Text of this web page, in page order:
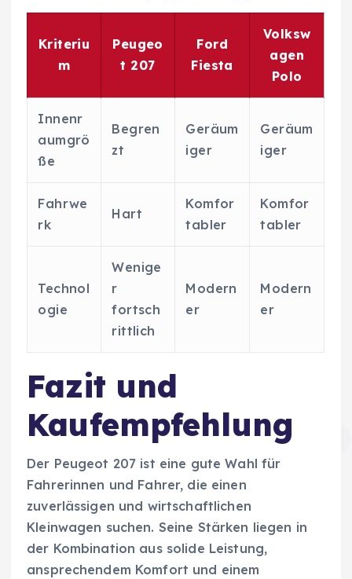
Kriteriu
m
Peugeo
t 207
Ford
Fiesta
Volksw
agen
Polo
Innenr
aumgrö
ße
Begren
zt
Geräum
iger
Geräum
iger
Fahrwe
rk
Hart
Komfor
tabler
Komfor
tabler
Technol
ogie
Wenige
r
fortsch
rittlich
Modern
er
Modern
er
Fazit und
Kaufempfehlung
Der Peugeot 207 ist eine gute Wahl für
Fahrerinnen und Fahrer, die einen
zuverlässigen und wirtschaftlichen
Kleinwagen suchen. Seine Stärken liegen in
der Kombination aus solide Leistung,
ansprechendem Komfort und einem